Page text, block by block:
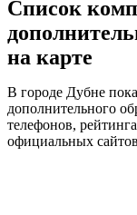
Список
на карте
В городе Дубне
дополнительного
телефонов,
официальных